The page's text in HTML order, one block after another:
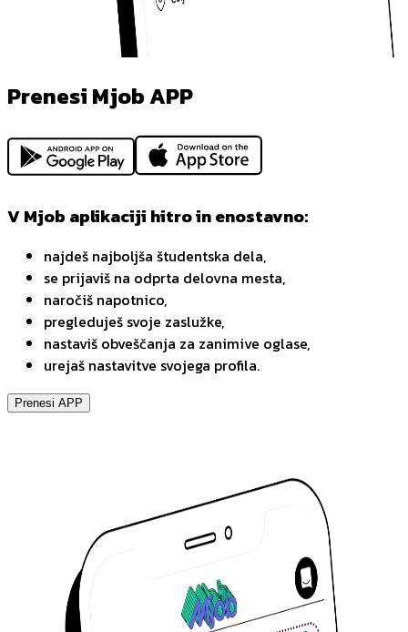
Prenesi Mjob APP
V Mjob aplikaciji hitro in enostavno:
najdeš najboljša študentska dela,
se prijaviš na odprta delovna mesta,
naročiš napotnico,
pregleduješ svoje zaslužke,
nastaviš obveščanja za zanimive oglase,
urejaš nastavitve svojega profila.
Prenesi APP